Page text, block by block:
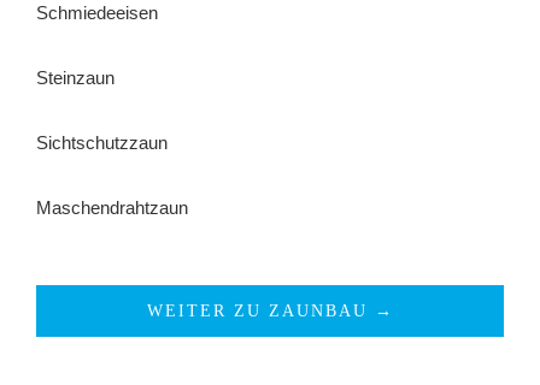
Schmiedeeisen
Steinzaun
Sichtschutzzaun
Maschendrahtzaun
WEITER ZU ZAUNBAU →